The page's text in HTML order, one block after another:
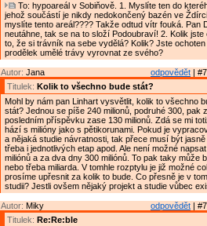
To: hypoareál v Sobiňově. 1. Myslíte ten do
jehož součástí je nikdy nedokončený bazén ve
myslíte tento areál???? Takže odtud vítr fouká. Pan
neutáhne, tak se na to složí Podoubraví! 2. Kolik jste
to, že si trávník na sebe vydělá? Kolik? Jste
prodělek umělé trávy vyrovnat ze svého?
odpovědět |
Autor: Jana
Titulek: Kolik to všechno bude stát?
Mohl by nám pan Linhart vysvětlit, kolik to všechno
stát? Jednou se píše 240 milionů, podruhé 300, pak
posledním příspěvku zase 130 milionů. Zdá se mi
hází s milióny jako s pětikorunami. Pokud je
a nějaká studie návratnosti, tak přece musí být
třeba i jednotlivých etap apod. Ale není možné
miliónů a za dva dny 300 miliónů. To pak taky může
nebo třeba miliarda. V tomhle rozptylu je již možné
prosíme upřesnit za kolik to bude. Co přesně je v
studii? Jestli ovšem nějaký projekt a studie vůbec
odpovědět |
Autor: Miky
Titulek: Re:Re:ble